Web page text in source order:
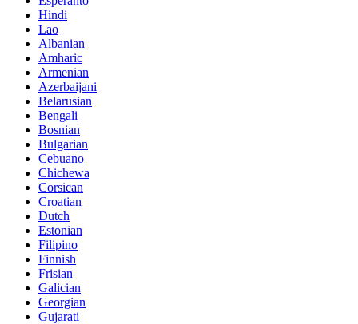
Hindi
Lao
Albanian
Amharic
Armenian
Azerbaijani
Belarusian
Bengali
Bosnian
Bulgarian
Cebuano
Chichewa
Corsican
Croatian
Dutch
Estonian
Filipino
Finnish
Frisian
Galician
Georgian
Gujarati